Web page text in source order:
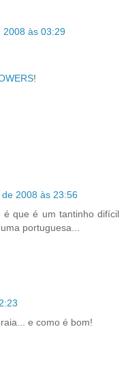
2008 às 03:29
!
2008 às 23:56
que é um tantinho difícil
portuguesa...
e como é bom!